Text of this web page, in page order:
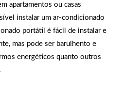
apartamentos ou casas
instalar um ar-condicionado
portátil é fácil de instalar e
mas pode ser barulhento e
energéticos quanto outros